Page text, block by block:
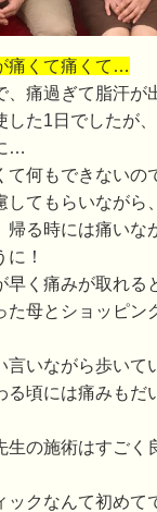
痛くて痛くて…
、痛過ぎて脂汗が
した1日でしたが
…
て何もできないの
してもらいながら
帰る時には痛いな
！
く痛みが取れる
た母とショッピン
言いながら歩いて
る頃には痛みもだ
生の施術はすごく
ックなんて初めて